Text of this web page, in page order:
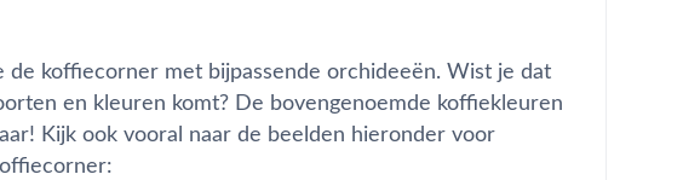
de koffiecorner met bijpassende orchideeën. Wist je dat
en kleuren komt? De bovengenoemde koffiekleuren
Kijk ook vooral naar de beelden hieronder voor